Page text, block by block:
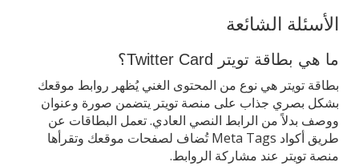
الأسئلة الشائعة
ما هي بطاقة تويتر Twitter Card؟
بطاقة تويتر هي نوع من المحتوى الغني يُظهر روابط موقعك
بشكل بصري جذاب على منصة تويتر يتضمن صورة وعنوان
ووصف بدلاً من الرابط النصي العادي. تعمل البطاقات عن
طريق أكواد Meta Tags تُضاف لصفحات موقعك وتقرأها
منصة تويتر عند مشاركة الروابط.